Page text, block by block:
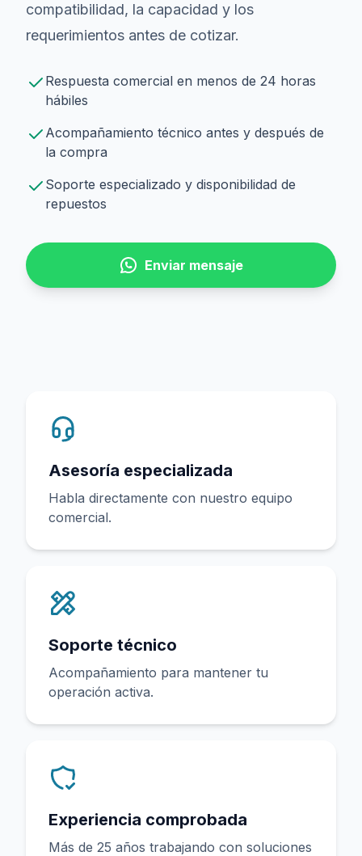
compatibilidad, la capacidad y los
requerimientos antes de cotizar.
Respuesta comercial en menos de 24 horas
hábiles
Acompañamiento técnico antes y después de
la compra
Soporte especializado y disponibilidad de
repuestos
Enviar mensaje
Asesoría especializada
Habla directamente con nuestro equipo
comercial.
Soporte técnico
Acompañamiento para mantener tu
operación activa.
Experiencia comprobada
Más de 25 años trabajando con soluciones